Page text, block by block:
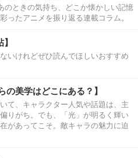
のときの気持ち、どこか懐かしい記憶
たアニメを振り返る連載コラム。
いけれどぜひ読んでほしいおすすめ
の美学はどこにある？】
て、キャラクター人気や話題は、主
りがち。でも、「光」が明るく輝い
があってこそ。敵キャラの魅力に迫